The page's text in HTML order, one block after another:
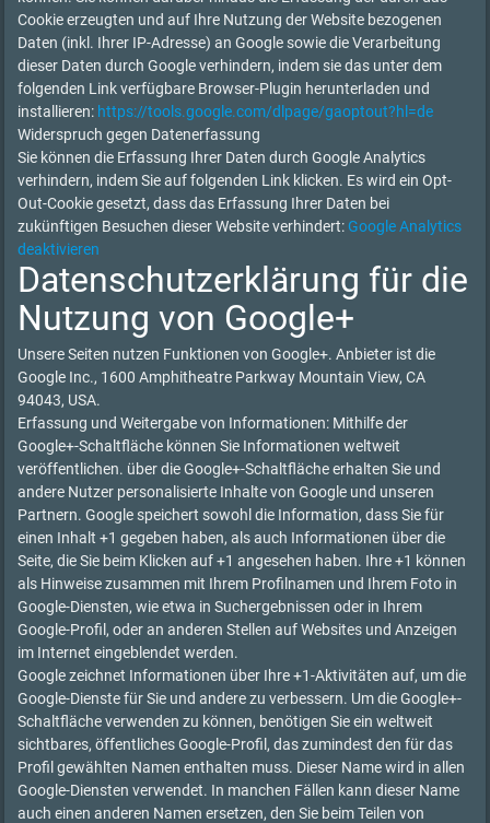
Cookie erzeugten und auf Ihre Nutzung der Website bezogenen
Daten (inkl. Ihrer IP-Adresse) an Google sowie die Verarbeitung
dieser Daten durch Google verhindern, indem sie das unter dem
folgenden Link verfügbare Browser-Plugin herunterladen und
installieren: https://tools.google.com/dlpage/gaoptout?hl=de
Widerspruch gegen Datenerfassung
Sie können die Erfassung Ihrer Daten durch Google Analytics
verhindern, indem Sie auf folgenden Link klicken. Es wird ein Opt-
Out-Cookie gesetzt, dass das Erfassung Ihrer Daten bei
zukünftigen Besuchen dieser Website verhindert: Google Analytics
deaktivieren
Datenschutzerklärung für die
Nutzung von Google+
Unsere Seiten nutzen Funktionen von Google+. Anbieter ist die
Google Inc., 1600 Amphitheatre Parkway Mountain View, CA
94043, USA.
Erfassung und Weitergabe von Informationen: Mithilfe der
Google+-Schaltfläche können Sie Informationen weltweit
veröffentlichen. über die Google+-Schaltfläche erhalten Sie und
andere Nutzer personalisierte Inhalte von Google und unseren
Partnern. Google speichert sowohl die Information, dass Sie für
einen Inhalt +1 gegeben haben, als auch Informationen über die
Seite, die Sie beim Klicken auf +1 angesehen haben. Ihre +1 können
als Hinweise zusammen mit Ihrem Profilnamen und Ihrem Foto in
Google-Diensten, wie etwa in Suchergebnissen oder in Ihrem
Google-Profil, oder an anderen Stellen auf Websites und Anzeigen
im Internet eingeblendet werden.
Google zeichnet Informationen über Ihre +1-Aktivitäten auf, um die
Google-Dienste für Sie und andere zu verbessern. Um die Google+-
Schaltfläche verwenden zu können, benötigen Sie ein weltweit
sichtbares, öffentliches Google-Profil, das zumindest den für das
Profil gewählten Namen enthalten muss. Dieser Name wird in allen
Google-Diensten verwendet. In manchen Fällen kann dieser Name
auch einen anderen Namen ersetzen, den Sie beim Teilen von